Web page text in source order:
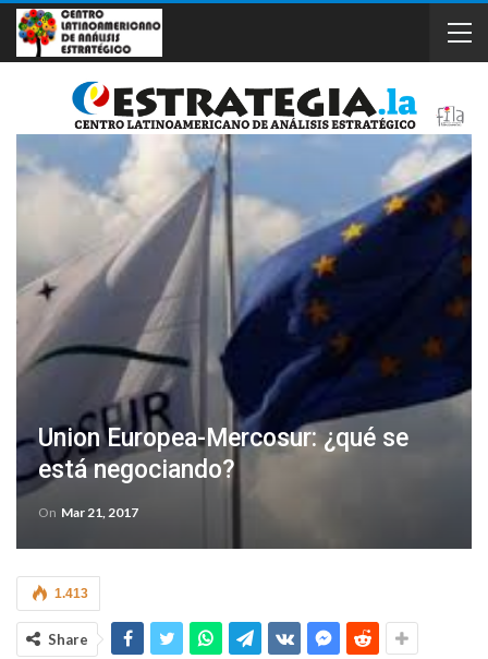
Union Europea-Mercosur: ¿qué se
está negociando?
On Mar 21, 2017
1.413
Share